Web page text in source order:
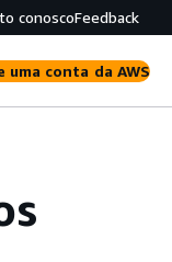
conoscoFeedback
uma conta da AWS